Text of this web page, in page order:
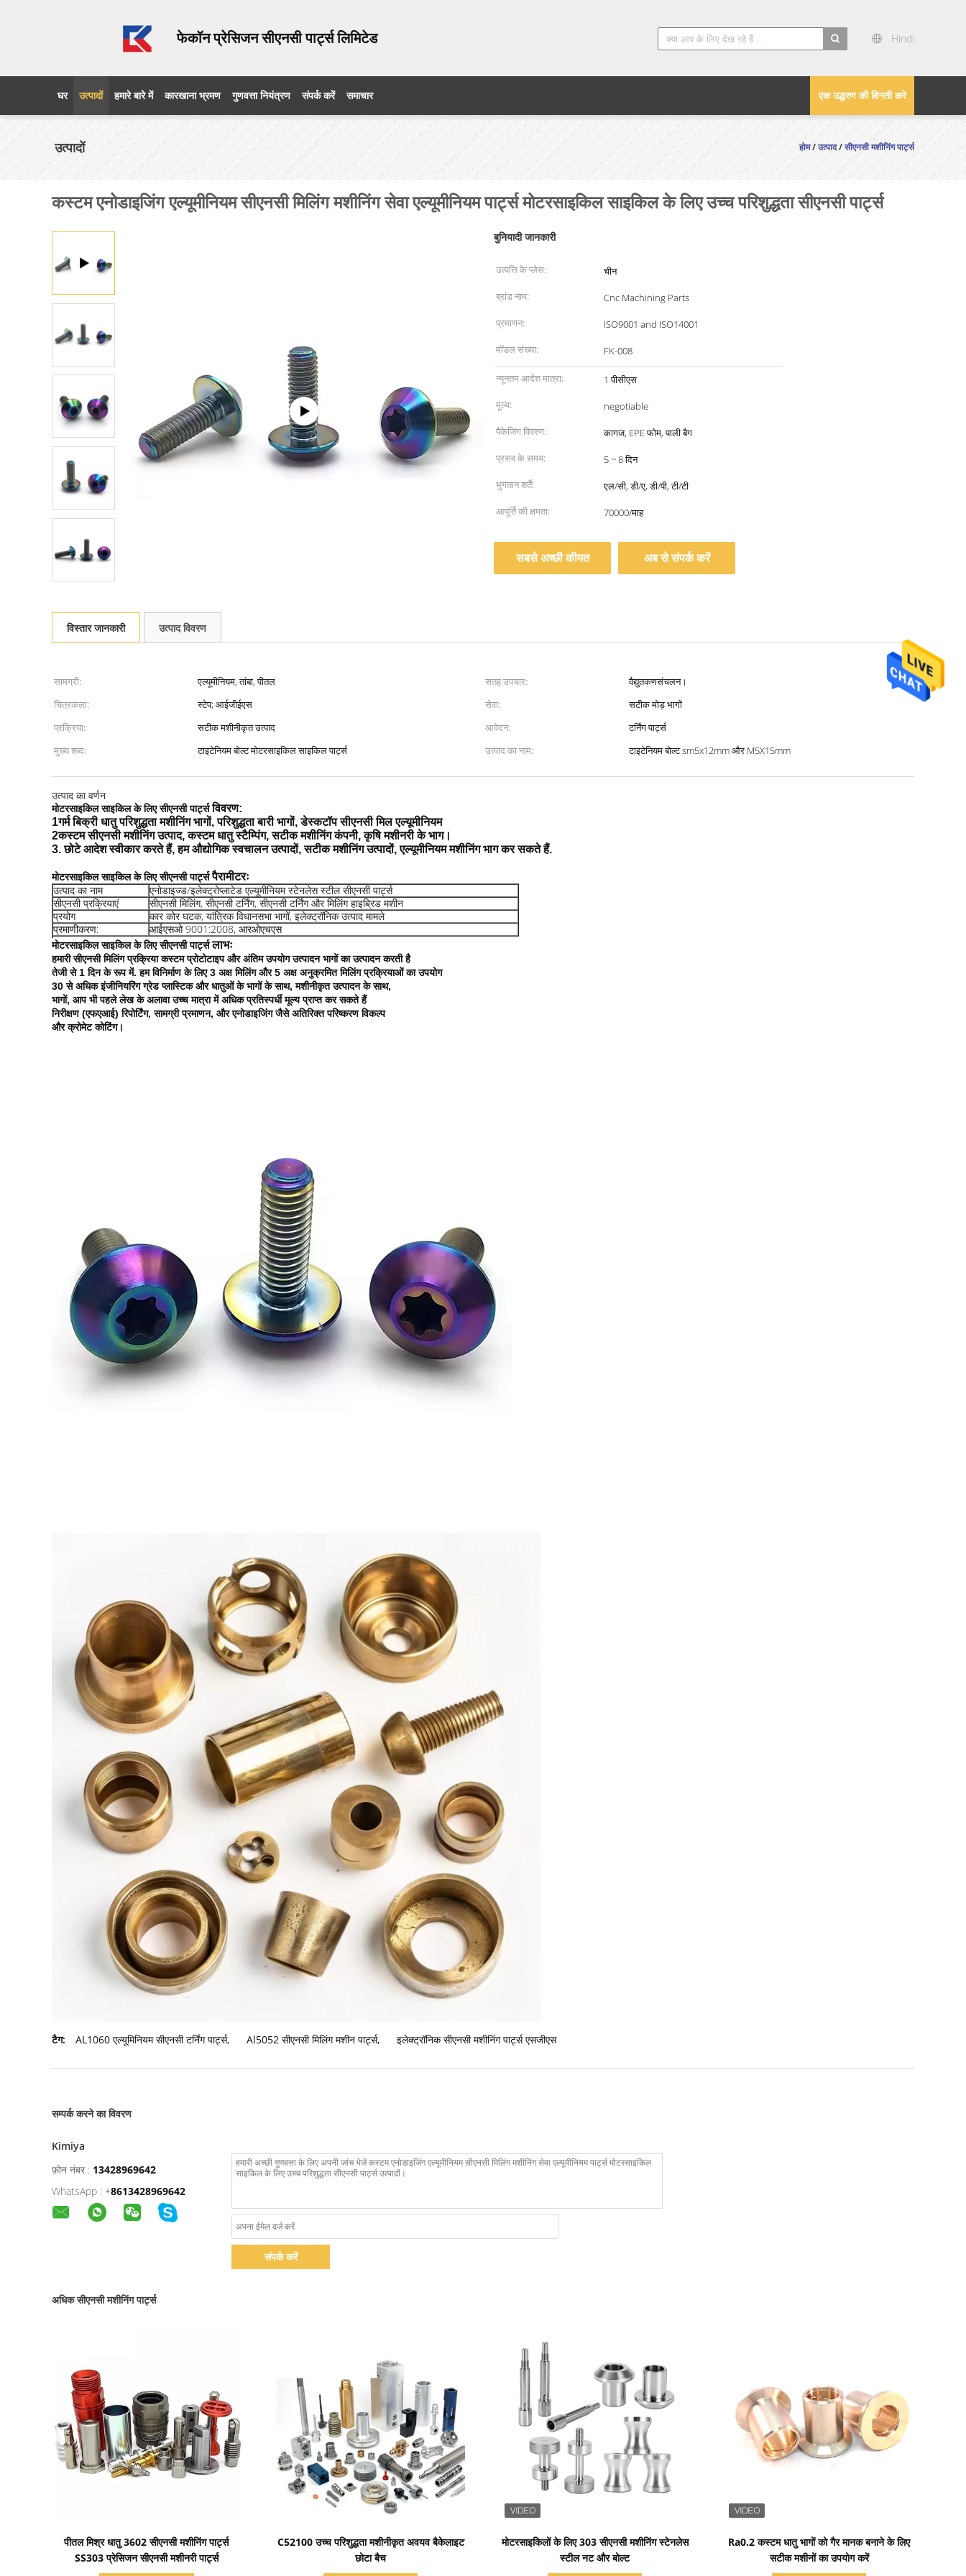
फेकॉन प्रेसिजन सीएनसी पार्ट्स लिमिटेड Hindi
एक उद्धरण की विनती करे
घर उत्पादों हमारे बारे में कारखाना भ्रमण गुणवत्ता नियंत्रण संपर्क करें समाचार
उत्पादों होम/उत्पाद/सीएनसी मशीनिंग पार्ट्स
कस्टम एनोडाइजिंग एल्यूमीनियम सीएनसी मिलिंग मशीनिंग सेवा एल्यूमीनियम पार्ट्स मोटरसाइकिल साइकिल के लिए उच्च परिशुद्धता सीएनसी पार्ट्स
बुनियादी जानकारी
उत्पत्ति के प्लेस:
चीन
ब्रांड नाम:
Cnc Machining Parts
प्रमाणन:
ISO9001 and ISO14001
मॉडल संख्या:
FK-008
न्यूनतम आदेश मात्रा:
1 पीसीएस
मूल्य:
negotiable
पैकेजिंग विवरण:
कागज, EPE फोम, पाली बैग
प्रसव के समय:
5 ~ 8 दिन
भुगतान शर्तें:
एल/सी, डी/ए, डी/पी, टी/टी
आपूर्ति की क्षमता:
70000/माह
सबसे अच्छी कीमत अब से संपर्क करें
विस्तार जानकारी उत्पाद विवरण
सामग्री: एल्यूमीनियम, तांबा, पीतल सतह उपचार:
वैद्युतकणसंचलन।
चित्रकला:
स्टेप; आईजीईएस सेवा:
सटीक मोड़ भागों
प्रक्रिया:
सटीक मशीनीकृत उत्पाद आवेदन:
टर्निंग पार्ट्स
मुख्य शब्द:
टाइटेनियम बोल्ट मोटरसाइकिल साइकिल पार्ट्स उत्पाद का नाम: टाइटेनियम बोल्ट sm5x12mm और M5X15mm
उत्पाद का वर्णन
मोटरसाइकिल साइकिल के लिए सीएनसी पार्ट्स विवरण:
1गर्म बिक्री धातु परिशुद्धता मशीनिंग भागों, परिशुद्धता बारी भागों, डेस्कटॉप सीएनसी मिल एल्यूमीनियम
2कस्टम सीएनसी मशीनिंग उत्पाद, कस्टम धातु स्टैम्पिंग, सटीक मशीनिंग कंपनी, कृषि मशीनरी के भाग।
3. छोटे आदेश स्वीकार करते हैं, हम औद्योगिक स्वचालन उत्पादों, सटीक मशीनिंग उत्पादों, एल्यूमीनियम मशीनिंग भाग कर सकते हैं.
मोटरसाइकिल साइकिल के लिए सीएनसी पार्ट्स पैरामीटरः
उत्पाद का नाम
एनोडाइज्ड/इलेक्ट्रोप्लाटेड एल्यूमीनियम स्टेनलेस स्टील सीएनसी पार्ट्स
सीएनसी प्रक्रियाएं
सीएनसी मिलिंग, सीएनसी टर्निंग, सीएनसी टर्निंग और मिलिंग हाइब्रिड मशीन
प्रयोग
कार कोर घटक, यांत्रिक विधानसभा भागों, इलेक्ट्रॉनिक उत्पाद मामले
प्रमाणीकरण:
आईएसओ 9001:2008, आरओएचएस
मोटरसाइकिल साइकिल के लिए सीएनसी पार्ट्स लाभः
हमारी सीएनसी मिलिंग प्रक्रिया कस्टम प्रोटोटाइप और अंतिम उपयोग उत्पादन भागों का उत्पादन करती है
तेजी से 1 दिन के रूप में. हम विनिर्माण के लिए 3 अक्ष मिलिंग और 5 अक्ष अनुक्रमित मिलिंग प्रक्रियाओं का उपयोग
30 से अधिक इंजीनियरिंग ग्रेड प्लास्टिक और धातुओं के भागों के साथ, मशीनीकृत उत्पादन के साथ,
भागों, आप भी पहले लेख के अलावा उच्च मात्रा में अधिक प्रतिस्पर्धी मूल्य प्राप्त कर सकते हैं
निरीक्षण (एफएआई) रिपोर्टिंग, सामग्री प्रमाणन, और एनोडाइजिंग जैसे अतिरिक्त परिष्करण विकल्प
और क्रोमेट कोटिंग।
टैग: AL1060 एल्यूमिनियम सीएनसी टर्निंग पार्ट्स, Al5052 सीएनसी मिलिंग मशीन पार्ट्स, इलेक्ट्रॉनिक सीएनसी मशीनिंग पार्ट्स एसजीएस
सम्पर्क करने का विवरण
Kimiya
फ़ोन नंबर : 13428969642
WhatsApp : +8613428969642
संपर्क करें
अधिक सीएनसी मशीनिंग पार्ट्स
प्रदर्शन का विवरण
पीतल मिश्र धातु 3602 सीएनसी मशीनिंग पार्ट्स
SS303 प्रेसिजन सीएनसी मशीनरी पार्ट्स
प्रदर्शन का विवरण
C52100 उच्च परिशुद्धता मशीनीकृत अवयव बैकेलाइट
छोटा बैच
प्रदर्शन का विवरण
मोटरसाइकिलों के लिए 303 सीएनसी मशीनिंग स्टेनलेस
स्टील नट और बोल्ट
प्रदर्शन का विवरण
Ra0.2 कस्टम धातु भागों को गैर मानक बनाने के लिए
सटीक मशीनों का उपयोग करें